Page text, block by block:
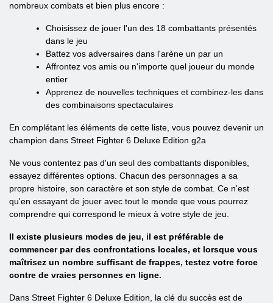
nombreux combats et bien plus encore :
Choisissez de jouer l'un des 18 combattants présentés
dans le jeu
Battez vos adversaires dans l'arène un par un
Affrontez vos amis ou n'importe quel joueur du monde
entier
Apprenez de nouvelles techniques et combinez-les dans
des combinaisons spectaculaires
En complétant les éléments de cette liste, vous pouvez devenir un
champion dans Street Fighter 6 Deluxe Edition g2a
Ne vous contentez pas d'un seul des combattants disponibles,
essayez différentes options. Chacun des personnages a sa
propre histoire, son caractère et son style de combat. Ce n'est
qu'en essayant de jouer avec tout le monde que vous pourrez
comprendre qui correspond le mieux à votre style de jeu.
Il existe plusieurs modes de jeu, il est préférable de
commencer par des confrontations locales, et lorsque vous
maîtrisez un nombre suffisant de frappes, testez votre force
contre de vraies personnes en ligne.
Dans Street Fighter 6 Deluxe Edition, la clé du succès est de